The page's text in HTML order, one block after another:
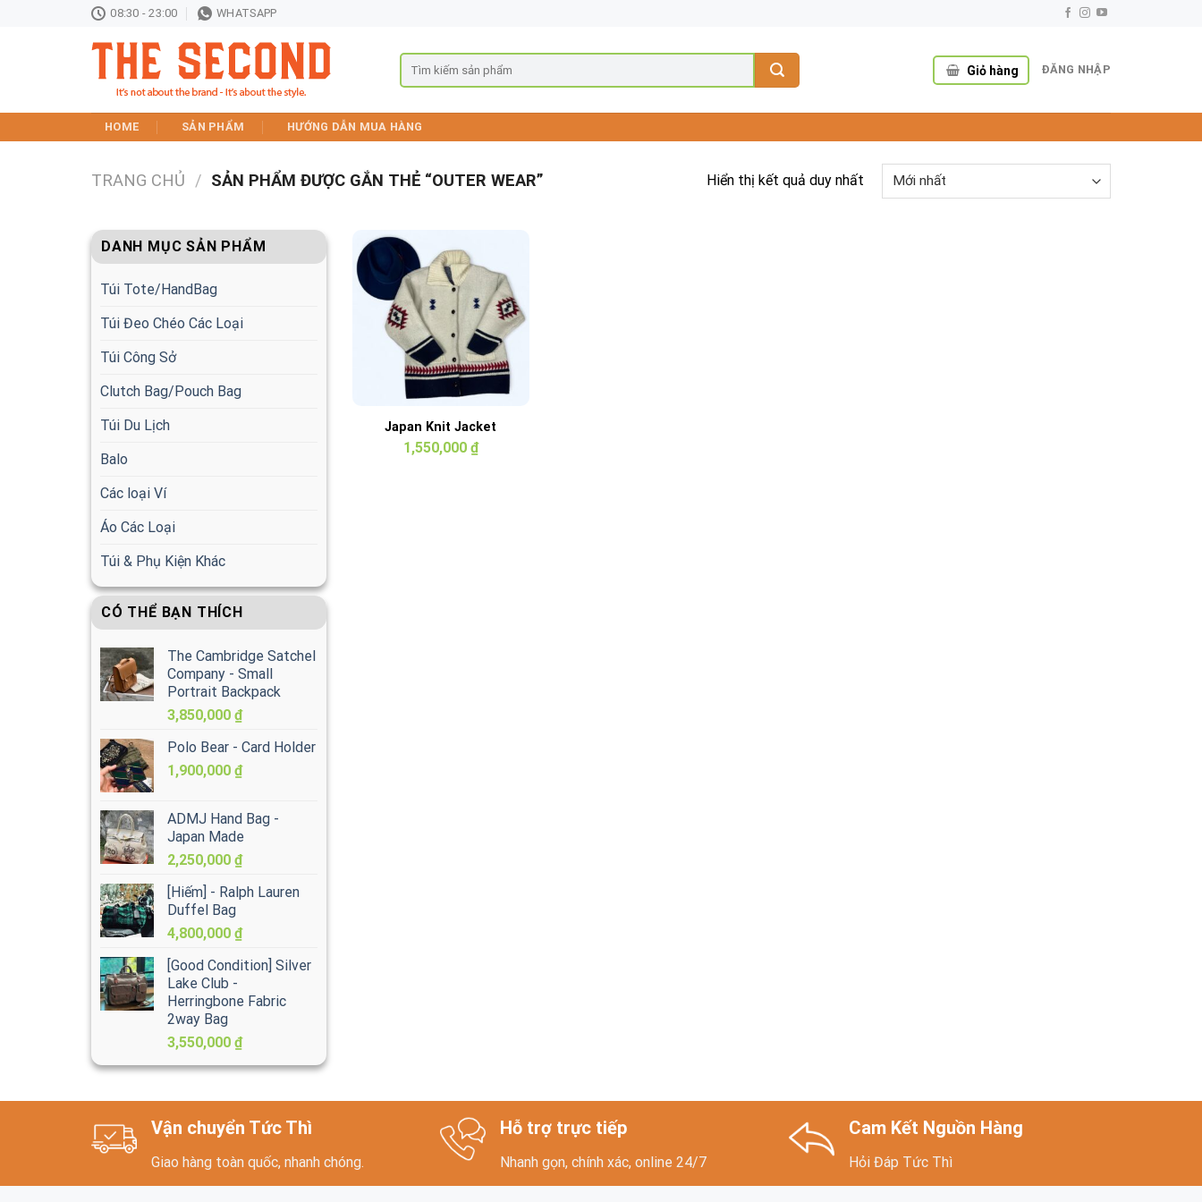
08:30 - 23:00 WHATSAPP
Giỏ hàng ĐĂNG NHẬP
HOME SẢN PHẨM HƯỚNG DẪN MUA HÀNG
TRANG CHỦ / SẢN PHẨM ĐƯỢC GẮN THẺ “OUTER WEAR” Hiển thị kết quả duy nhất
DANH MỤC SẢN PHẨM
Túi Tote/HandBag
Túi Đeo Chéo Các Loại
Túi Công Sở
Clutch Bag/Pouch Bag
Túi Du Lịch
Balo
Các loại Ví
Áo Các Loại
Túi & Phụ Kiện Khác
CÓ THỂ BẠN THÍCH
The Cambridge Satchel
Company - Small
Portrait Backpack
3,850,000 ₫
Polo Bear - Card Holder
1,900,000 ₫
ADMJ Hand Bag -
Japan Made
2,250,000 ₫
[Hiếm] - Ralph Lauren
Duffel Bag
4,800,000 ₫
[Good Condition] Silver
Lake Club -
Herringbone Fabric
2way Bag
3,550,000 ₫
Japan Knit Jacket
1,550,000 ₫
Vận chuyển Tức Thì
Giao hàng toàn quốc, nhanh chóng.
Hỗ trợ trực tiếp
Nhanh gọn, chính xác, online 24/7
Cam Kết Nguồn Hàng
Hỏi Đáp Tức Thì